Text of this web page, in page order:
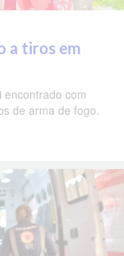
a tiros em
encontrado com
de arma de fogo.